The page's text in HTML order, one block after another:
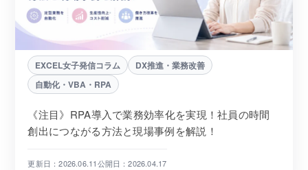
EXCEL女子発信コラム
DX推進・業務改善
自動化・VBA・RPA
《注目》RPA導入で業務効率化を実現！社員の時間
創出につながる方法と現場事例を解説！
更新日：2026.06.11公開日：2026.04.17